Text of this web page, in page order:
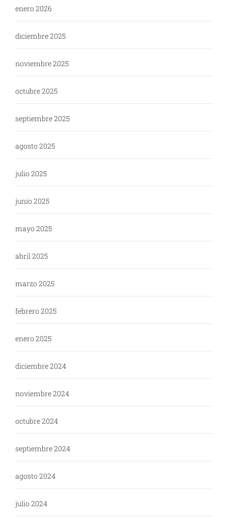
enero 2026
diciembre 2025
noviembre 2025
octubre 2025
septiembre 2025
agosto 2025
julio 2025
junio 2025
mayo 2025
abril 2025
marzo 2025
febrero 2025
enero 2025
diciembre 2024
noviembre 2024
octubre 2024
septiembre 2024
agosto 2024
julio 2024